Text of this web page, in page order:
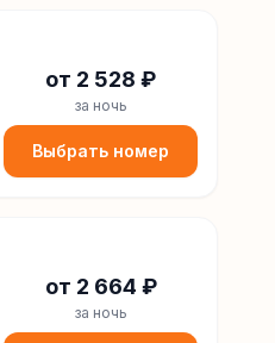
от 2 528 ₽
за ночь
Выбрать номер
от 2 664 ₽
за ночь